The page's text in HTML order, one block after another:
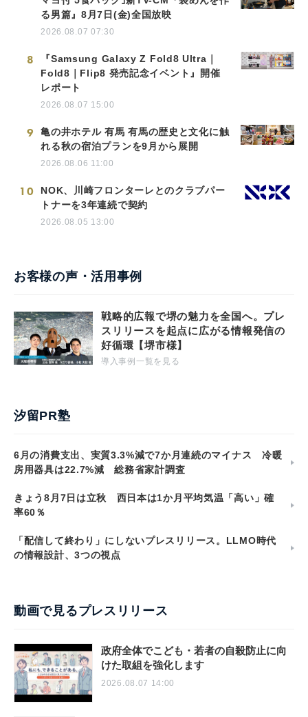
る男篇』8月7日(金)全国放映
2026.08.07 07:30
8
『Samsung Galaxy Z Fold8 Ultra｜
Fold8｜Flip8 発売記念イベント』開催
レポート
2026.08.07 15:00
9
亀の井ホテル 有馬 有馬の歴史と文化に触
れる秋の宿泊プランを9月から展開
2026.08.06 11:00
10
NOK、川崎フロンターレとのクラブパー
トナーを3年連続で契約
2026.08.05 13:00
お客様の声・活用事例
戦略的広報で堺の魅力を全国へ。プレ
スリリースを起点に広がる情報発信の
好循環【堺市様】
導入事例一覧を見る
汐留PR塾
6月の消費支出、実質3.3%減で7か月連続のマイナス 冷暖
房用器具は22.7%減 総務省家計調査
きょう8月7日は立秋 西日本は1か月平均気温「高い」確
率60％
「配信して終わり」にしないプレスリリース。LLMO時代
の情報設計、3つの視点
動画で見るプレスリリース
政府全体でこども・若者の自殺防止に向
けた取組を強化します
2026.08.07 14:00